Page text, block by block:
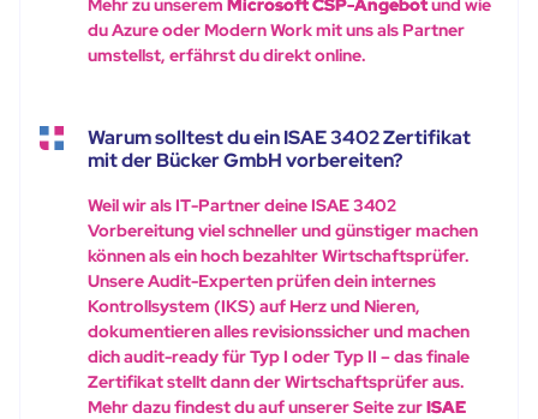
Mehr zu unserem Microsoft CSP-Angebotund wie
du Azure oder Modern Work mit uns als Partner
umstellst, erfährst du direkt online.
Warum solltest du ein ISAE 3402 Zertifikat
mit der Bücker GmbH vorbereiten?
Weil wir als IT-Partner deine ISAE 3402
Vorbereitung viel schneller und günstiger machen
können als ein hoch bezahlter Wirtschaftsprüfer.
Unsere Audit-Experten prüfen dein internes
Kontrollsystem (IKS) auf Herz und Nieren,
dokumentieren alles revisionssicher und machen
dich audit-ready für Typ I oder Typ II – das finale
Zertifikat stellt dann der Wirtschaftsprüfer aus.
Mehr dazu findest du auf unserer Seite zurISAE